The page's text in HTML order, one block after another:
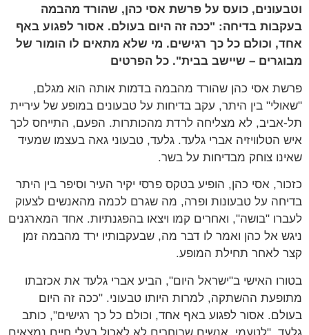
וטבעונים, כועס על פרשת אסי כהן, שהורד מהבמה
בעקבות בדיחה: "ככה זה היום בעולם. אסור לפגוע באף
אחד, וכולם כל כך רגישים. מי שלא מתאים לו הומור של
מבוגרים – שיישב בבית". כל הפרטים
פרשת אסי כהן שהורד מהבמה בדמות אותה הוא מגלם,
"שאולי" בין היתר, עקב בדיחות על טבעונים במופע של עיריית
תל-אביב, לא מצליחה לרדת מהכותרות. הפעם, התייחס לכך
איש הטלוויזיה אברי גלעד. גלעד, טבעוני גאה בעצמו שמעיד
שאינו צוחק מבדיחות על בשר.
כזכור, אסי כהן, הופיע בטקס פרסי יקיר העיר וסיפר בין היתר
בדיחה על טבעונות ופרה, מה שגרם לכמה מהאנשים לצעוק
לעברו "בושה", ואחרים קמו ויצאו בהפגנתיות. אחד המארגנים
ניגש אל כהן ואמר לו דבר מה, שבעקבותיו ירד מהבמה זמן
קצר לאחר תחילת המופע.
בטורו האישי ב"ישראל היום", הביע אברי גלעד את אכזבתו
מתופעת ההשתקה, למרות היותו טבעוני. "ככה זה היום
בעולם. אסור לפגוע באף אחד, וכולם כל כך רגישים", כותב
גלעד. "לטעמי, אנשים שבוחרים לא לאכול בעלי חיים נמצאים